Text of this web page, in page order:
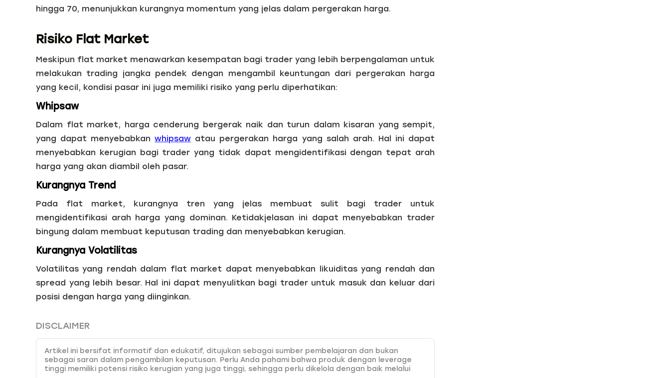
hingga 70, menunjukkan kurangnya momentum yang jelas dalam pergerakan harga.
Risiko Flat Market
Meskipun flat market menawarkan kesempatan bagi trader yang lebih berpengalaman untuk
melakukan trading jangka pendek dengan mengambil keuntungan dari pergerakan harga
yang kecil, kondisi pasar ini juga memiliki risiko yang perlu diperhatikan:
Whipsaw
Dalam flat market, harga cenderung bergerak naik dan turun dalam kisaran yang sempit,
yang dapat menyebabkanwhipsaw atau pergerakan harga yang salah arah. Hal ini dapat
menyebabkan kerugian bagi trader yang tidak dapat mengidentifikasi dengan tepat arah
harga yang akan diambil oleh pasar.
Kurangnya Trend
Pada flat market, kurangnya tren yang jelas membuat sulit bagi trader untuk
mengidentifikasi arah harga yang dominan. Ketidakjelasan ini dapat menyebabkan trader
bingung dalam membuat keputusan trading dan menyebabkan kerugian.
Kurangnya Volatilitas
Volatilitas yang rendah dalam flat market dapat menyebabkan likuiditas yang rendah dan
spread yang lebih besar. Hal ini dapat menyulitkan bagi trader untuk masuk dan keluar dari
posisi dengan harga yang diinginkan.
DISCLAIMER
Artikel ini bersifat informatif dan edukatif, ditujukan sebagai sumber pembelajaran dan bukan
sebagai saran dalam pengambilan keputusan. Perlu Anda pahami bahwa produk dengan leverage
tinggi memiliki potensi risiko kerugian yang juga tinggi, sehingga perlu dikelola dengan baik melalui